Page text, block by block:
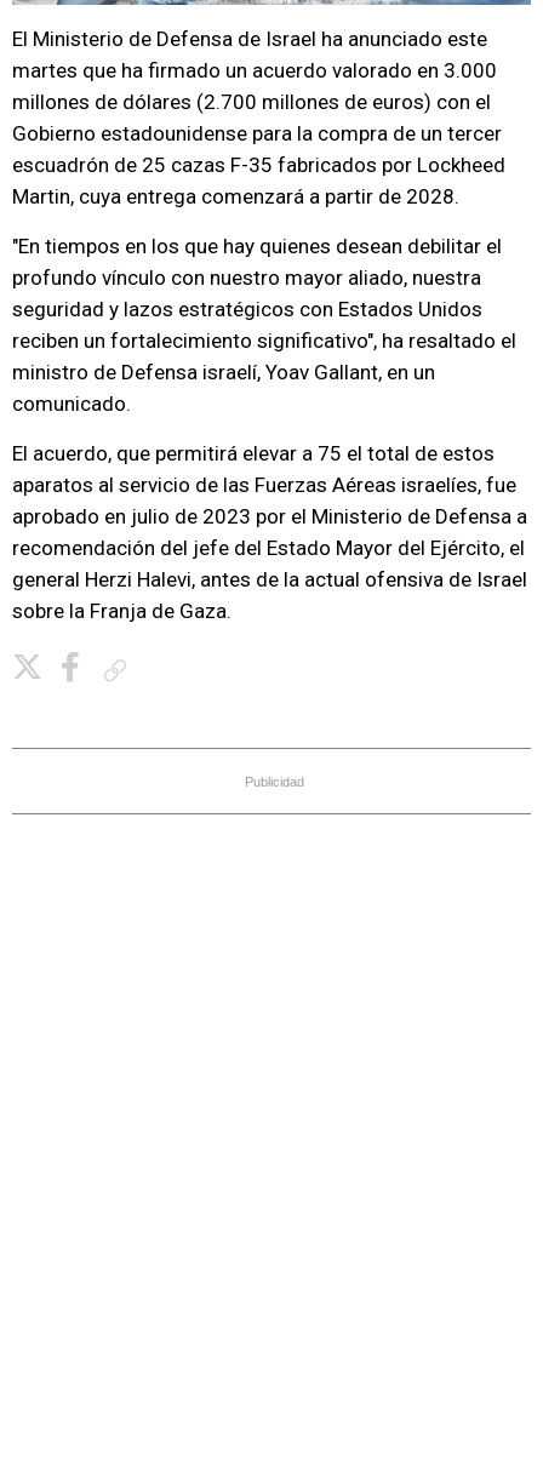
El Ministerio de Defensa de Israel ha anunciado este
martes que ha firmado un acuerdo valorado en 3.000
millones de dólares (2.700 millones de euros) con el
Gobierno estadounidense para la compra de un tercer
escuadrón de 25 cazas F-35 fabricados por Lockheed
Martin, cuya entrega comenzará a partir de 2028.
"En tiempos en los que hay quienes desean debilitar el
profundo vínculo con nuestro mayor aliado, nuestra
seguridad y lazos estratégicos con Estados Unidos
reciben un fortalecimiento significativo", ha resaltado el
ministro de Defensa israelí, Yoav Gallant, en un
comunicado.
El acuerdo, que permitirá elevar a 75 el total de estos
aparatos al servicio de las Fuerzas Aéreas israelíes, fue
aprobado en julio de 2023 por el Ministerio de Defensa a
recomendación del jefe del Estado Mayor del Ejército, el
general Herzi Halevi, antes de la actual ofensiva de Israel
sobre la Franja de Gaza.
Publicidad